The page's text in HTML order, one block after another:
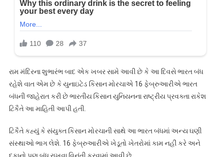
રામ મંદિરના શુભારંભ બાદ એક ખબર સામે આવી છે કે આ દિવસે ભારત બંધ
રહેશે વાત એમ છે કે યુનાઇટેડ કિસાન મોરચાએ 16 ફેબ્રુઆરીએ ભારત
બંધની જાહેરાત કરી છે ભારતીય કિસાન યુનિયનના રાષ્ટ્રીય પ્રવક્તા રાકેશ
ટિકૈતે આ માહિતી આપી હતી.
ટિકૈતે કહ્યું કે સંયુક્ત કિસાન મોરચાની સાથે આ ભારત બંધમાં અન્ય ઘણી
સંસ્થાઓ ભાગ લેશે. 16 ફેબ્રુઆરીએ ખેડૂતો ખેતરોમાં કામ નહીં કરે અને